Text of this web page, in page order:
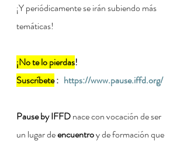
¡Y periódicamente se irán subiendo más
temáticas!
¡No te lo pierdas!
Suscríbete : https://www.pause.iffd.org/
Pause by IFFD nace con vocación de ser
un lugar de encuentro y de formación que